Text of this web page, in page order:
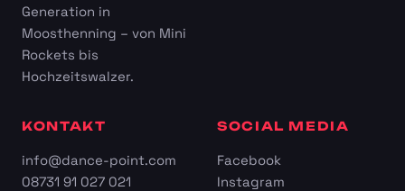
Generation in
Moosthenning – von Mini
Rockets bis
Hochzeitswalzer.
KONTAKT
info@dance-point.com
08731 91 027 021
SOCIAL MEDIA
Facebook
Instagram